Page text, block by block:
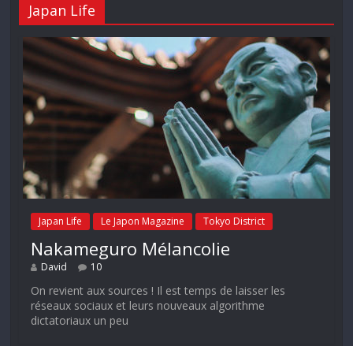
Japan Life
Japan Life Le Japon Magazine Tokyo District
Nakameguro Mélancolie
David 10
On revient aux sources ! Il est temps de laisser les
réseaux sociaux et leurs nouveaux algorithme
dictatoriaux un peu